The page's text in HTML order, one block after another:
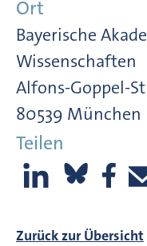
Ort
Bayerische
Wissenschaften
Alfons-Goppel-
80539 München
Teilen
Zurück zur Übersicht